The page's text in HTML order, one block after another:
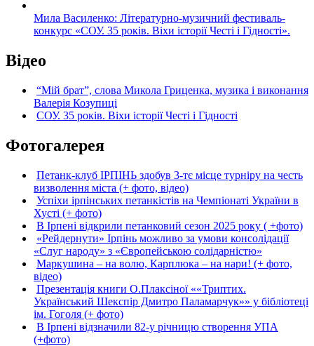
Мила Василенко: Літературно-музичний фестиваль-
конкурс «СОУ. 35 років. Віхи історії Честі і Гідності».
Відео
“Мій брат”, слова Микола Гриценка, музика і виконання
Валерія Козупиці
СОУ. 35 років. Віхи історії Честі і Гідності
Фотогалерея
Петанк-клуб ІРПІНЬ здобув 3-тє місце турніру на честь
визволення міста (+ фото, відео)
Успіхи ірпінських петанкістів на Чемпіонаті України в
Хусті (+ фото)
В Ірпені відкрили петанковий сезон 2025 року ( +фото)
«Рейдернути» Ірпінь можливо за умови консолідації
«Слуг народу» з «Європейською солідарністю»
Маркушина – на волю, Карплюка – на нари! (+ фото,
відео)
Презентація книги О.Плаксіної ««Триптих.
Український Шекспір Дмитро Паламарчук»» у бібліотеці
ім. Гоголя (+ фото)
В Ірпені відзначили 82-у річницю створення УПА
(+фото)